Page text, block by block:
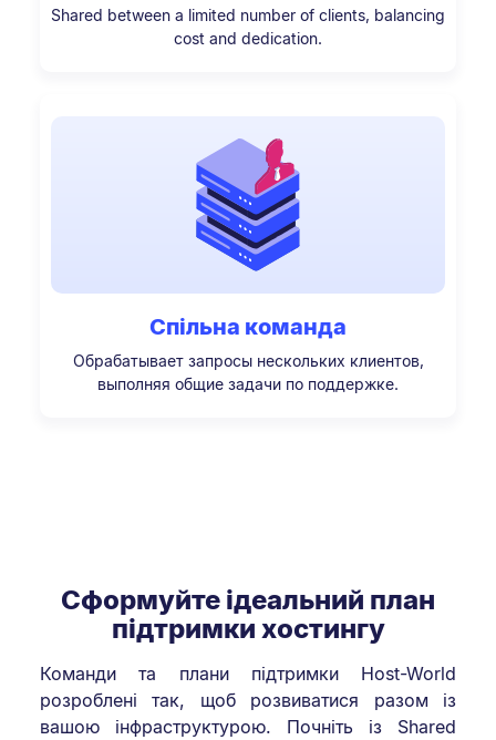
Shared between a limited number of clients, balancing
cost and dedication.
Спільна команда
Обрабатывает запросы нескольких клиентов,
выполняя общие задачи по поддержке.
Сформуйте ідеальний план
підтримки хостингу
Команди та плани підтримки Host-World
розроблені так, щоб розвиватися разом із
вашою інфраструктурою. Почніть із Shared